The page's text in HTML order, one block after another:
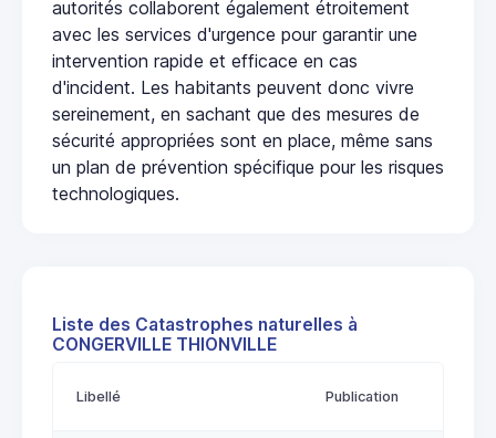
autorités collaborent également étroitement
avec les services d'urgence pour garantir une
intervention rapide et efficace en cas
d'incident. Les habitants peuvent donc vivre
sereinement, en sachant que des mesures de
sécurité appropriées sont en place, même sans
un plan de prévention spécifique pour les risques
technologiques.
Liste des Catastrophes naturelles à
CONGERVILLE THIONVILLE
Libellé Publication